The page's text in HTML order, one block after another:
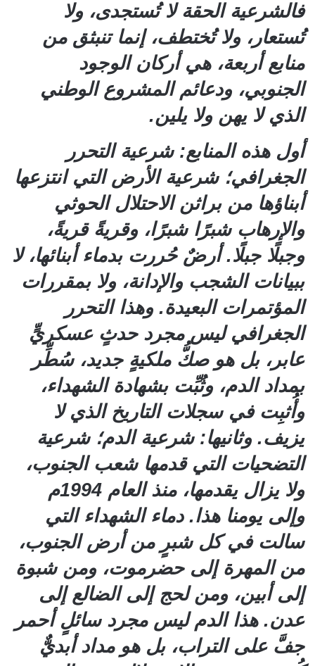
فالشرعية الحقة لا تُستجدى، ولا
تُستعار، ولا تُختطف، إنما تنبثق من
منابع أربعة، هي أركان الوجود
الجنوبي، ودعائم المشروع الوطني
الذي لا يهن ولا يلين.
أول هذه المنابع: شرعية التحرر
الجغرافي؛ شرعية الأرض التي انتزعها
أبناؤها من براثن الاحتلال الحوثي
والإرهاب شبرًا شبرًا، وقريةً قريةً،
وجبلًا جبلًا. أرضٌ حُررت بدماء أبنائها، لا
ببيانات الشجب والإدانة، ولا بمقررات
المؤتمرات البعيدة. وهذا التحرر
الجغرافي ليس مجرد حدثٍ عسكريٍّ
عابر، بل هو صكُّ ملكيةٍ جديد، سُطِّر
بمداد الدم، وثُبِّت بشهادة الشهداء،
وأُثبِت في سجلات التاريخ الذي لا
يزيف. وثانيها: شرعية الدم؛ شرعية
التضحيات التي قدمها شعب الجنوب،
ولا يزال يقدمها، منذ العام 1994م
وإلى يومنا هذا. دماء الشهداء التي
سالت في كل شبرٍ من أرض الجنوب،
من المهرة إلى حضرموت، ومن شبوة
إلى أبين، ومن لحج إلى الضالع إلى
عدن. هذا الدم ليس مجرد سائلٍ أحمر
جفَّ على التراب، بل هو مداد أبديٌّ